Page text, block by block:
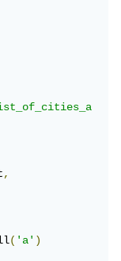
,
('a')